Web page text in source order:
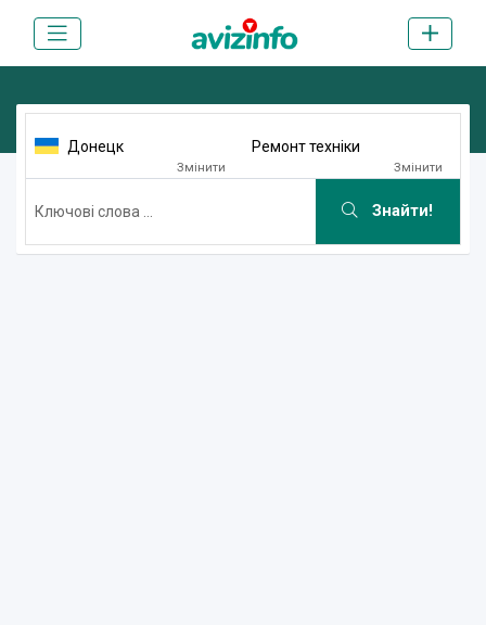
Донецк
Змінити
Ремонт техніки
Змінити
Знайти!